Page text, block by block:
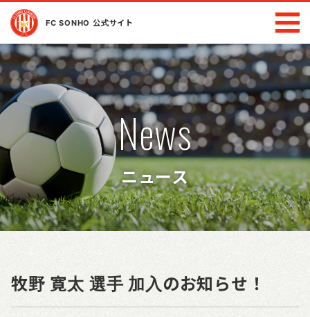
FC SONHO 公式サイト
News
ニュース
牧野 寛太 選手 加入のお知らせ！